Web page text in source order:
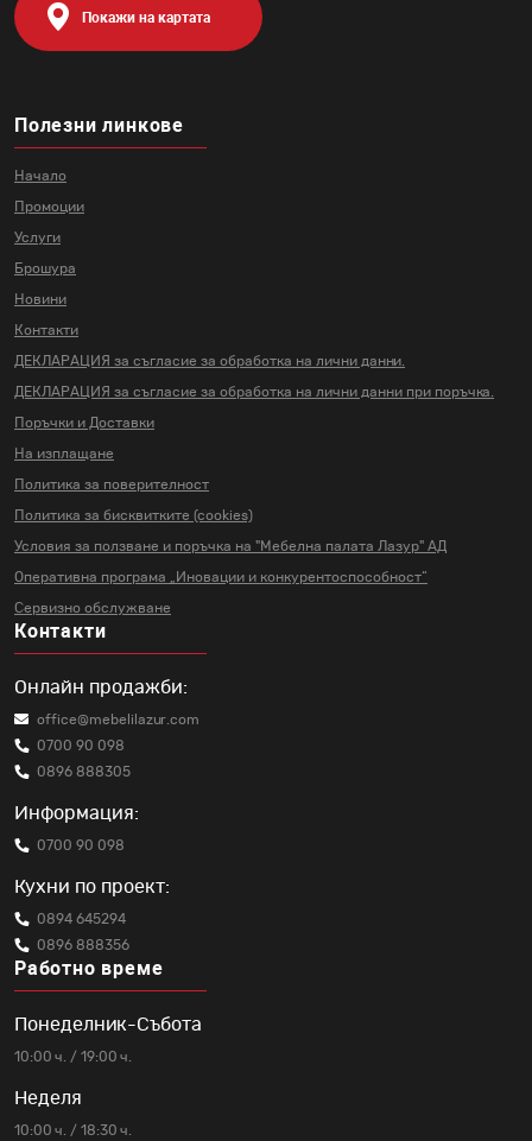
Полезни линкове
Начало
Промоции
Услуги
Брошура
Новини
Контакти
ДЕКЛАРАЦИЯ за съгласие за обработка на лични данни.
ДЕКЛАРАЦИЯ за съгласие за обработка на лични данни при поръчка.
Поръчки и Доставки
На изплащане
Политика за поверителност
Политика за бисквитките (cookies)
Условия за ползване и поръчка на "Мебелна палата Лазур" АД
Оперативна програма „Иновации и конкурентоспособност“
Сервизно обслужване
Контакти
Онлайн продажби:
office@mebelilazur.com
0700 90 098
0896 888305
Информация:
0700 90 098
Кухни по проект:
0894 645294
0896 888356
Работно време
Понеделник-Събота
10:00 ч. / 19:00 ч.
Неделя
10:00 ч. / 18:30 ч.
Покажи на картата